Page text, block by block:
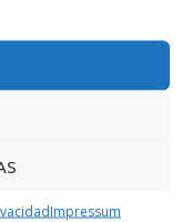
Impressum